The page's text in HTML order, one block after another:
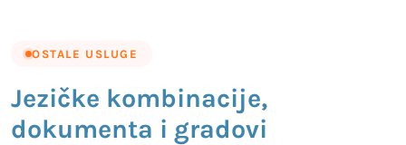
OSTALE USLUGE
Jezičke kombinacije,
dokumenta i gradovi